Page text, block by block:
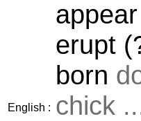
English :
erupt
born
chick